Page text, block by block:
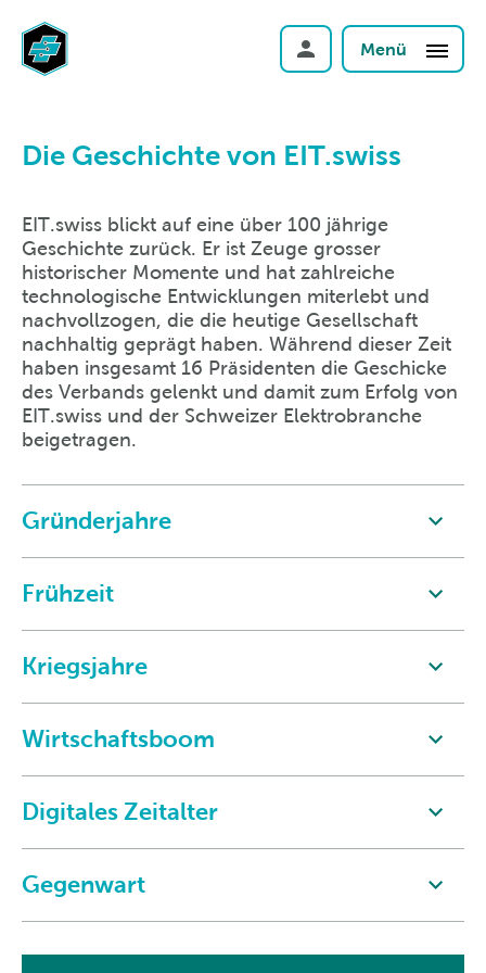
Menü
Die Geschichte von EIT.swiss
EIT.swiss blickt auf eine über 100 jährige
Geschichte zurück. Er ist Zeuge grosser
historischer Momente und hat zahlreiche
technologische Entwicklungen miterlebt und
nachvollzogen, die die heutige Gesellschaft
nachhaltig geprägt haben. Während dieser Zeit
haben insgesamt 16 Präsidenten die Geschicke
des Verbands gelenkt und damit zum Erfolg von
EIT.swiss und der Schweizer Elektrobranche
beigetragen.
Gründerjahre
Frühzeit
Kriegsjahre
Wirtschaftsboom
Digitales Zeitalter
Gegenwart